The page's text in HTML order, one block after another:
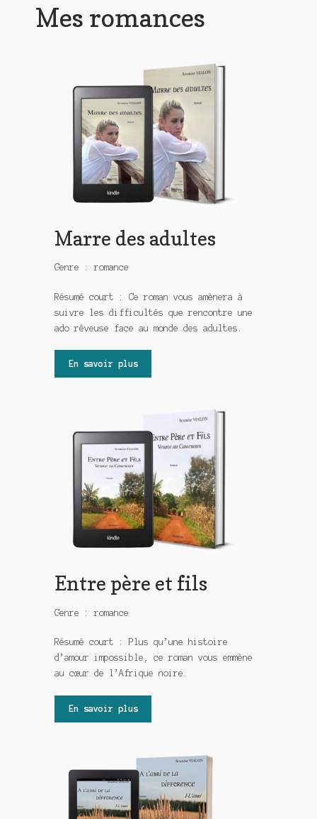
Mes romances
Marre des adultes
Genre : romance
Résumé court : Ce roman vous amènera à
suivre les difficultés que rencontre une
ado rêveuse face au monde des adultes.
En savoir plus
Entre père et fils
Genre : romance
Résumé court : Plus qu’une histoire
d’amour impossible, ce roman vous emmène
au cœur de l’Afrique noire.
En savoir plus